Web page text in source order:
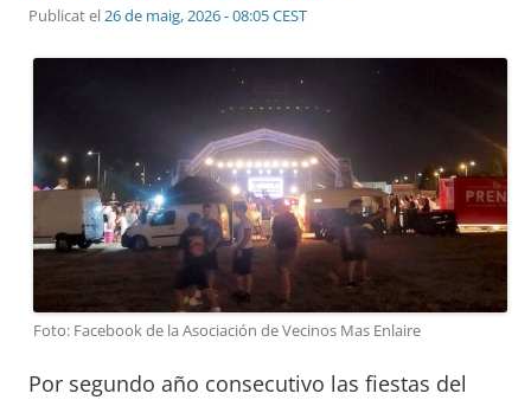
Publicat el26 de maig, 2026 - 08:05 CEST
Foto: Facebook de la Asociación de Vecinos Mas Enlaire
Por segundo año consecutivo las fiestas del